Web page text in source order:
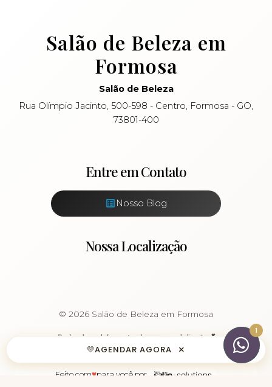
1
💛AGENDAR AGORA ×
Salão de Beleza em
Formosa
Salão de Beleza
Rua Olímpio Jacinto, 500-598 - Centro, Formosa - GO,
73801-400
Entre em Contato
Nosso Blog
Nossa Localização
© 2026 Salão de Beleza em Formosa
Realçando sua beleza natural com amor e dedicação 💕
Feito com♥para você por